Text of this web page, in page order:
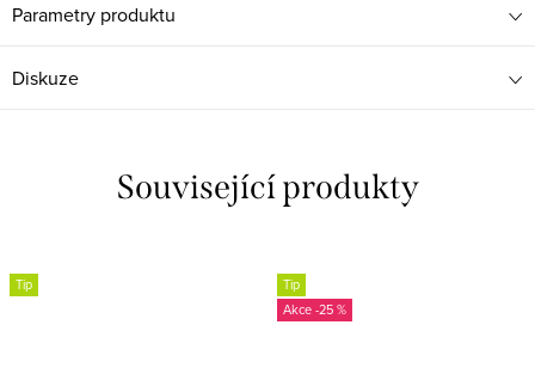
Parametry produktu
Diskuze
Související produkty
Tip
Tip
-25 %